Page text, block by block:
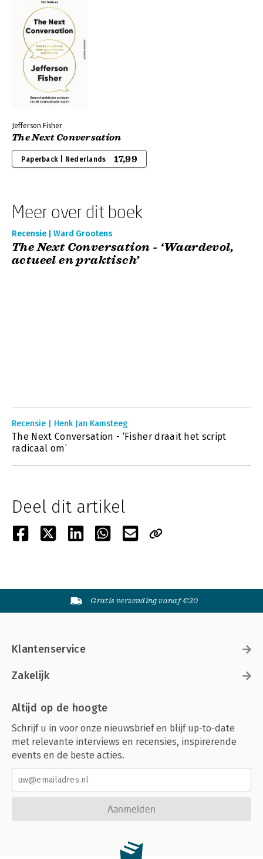
Jefferson Fisher
The Next Conversation
Paperback | Nederlands 17,99
Meer over dit boek
Recensie | Ward Grootens
The Next Conversation - ‘Waardevol,
actueel en praktisch’
Recensie | Henk Jan Kamsteeg
The Next Conversation - ‘Fisher draait het script
radicaal om’
Deel dit artikel
Gratis verzending vanaf €20
Klantenservice
Zakelijk
Altijd op de hoogte
Schrijf u in voor onze nieuwsbrief en blijf up-to-date
met relevante interviews en recensies, inspirerende
events en de beste acties.
Aanmelden